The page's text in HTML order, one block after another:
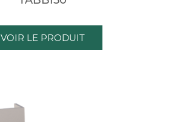
VOIR LE PRODUIT